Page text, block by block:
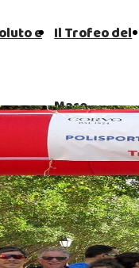
e Il Trofeo del
Mare